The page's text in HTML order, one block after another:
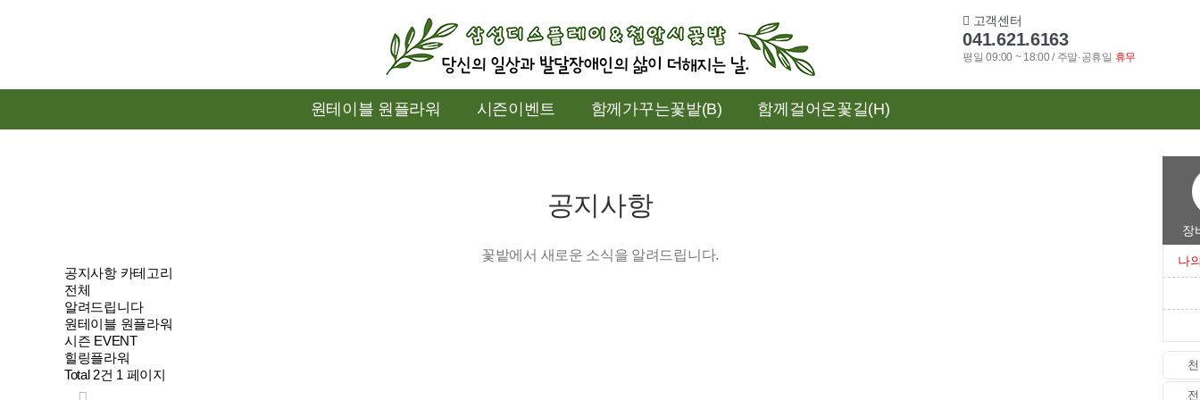
고객센터
041.621.6163
평일 09:00 ~ 18:00 / 주말·공휴일 휴무
원테이블 원플라워 시즌이벤트 함께가꾸는꽃밭(B) 함께걸어온꽃길(H)
장
나
공지사항
꽃밭에서 새로운 소식을 알려드립니다.
공지사항 카테고리
전체
알려드립니다
원테이블 원플라워
시즌 EVENT
힐링플라워
Total 2건 1 페이지